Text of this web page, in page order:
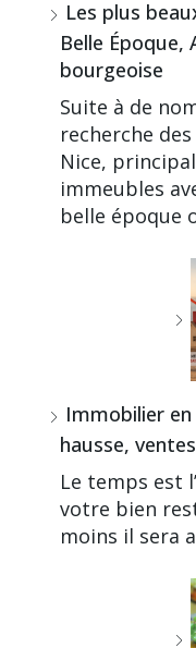
Les plus
Belle
bourgeoise
Suite à de
recherche
Nice,
immeubles
belle époque
Immobilier
hausse,
Le temps est
votre bien
moins il sera